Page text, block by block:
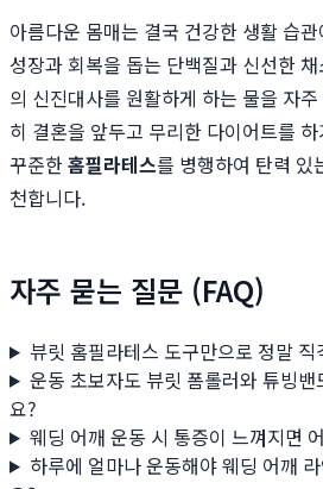
아름다운 몸매는 결국 건강한 생활 습
성장과 회복을 돕는 단백질과 신선한
의 신진대사를 원활하게 하는 물을 자
히 결혼을 앞두고 무리한 다이어트를
꾸준한홈필라테스를 병행하여 탄력 있
천합니다.
자주 묻는 질문 (FAQ)
뷰릿 홈필라테스 도구만으로 정말
운동 초보자도 뷰릿 폼롤러와 튜빙
요?
웨딩 어깨 운동 시 통증이 느껴지면
하루에 얼마나 운동해야 웨딩 어깨